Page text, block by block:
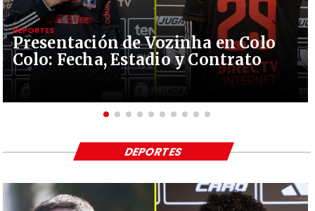
Presentación de Vozinha en Colo
Colo: Fecha, Estadio y Contrato
DEPORTES
DEPORTES